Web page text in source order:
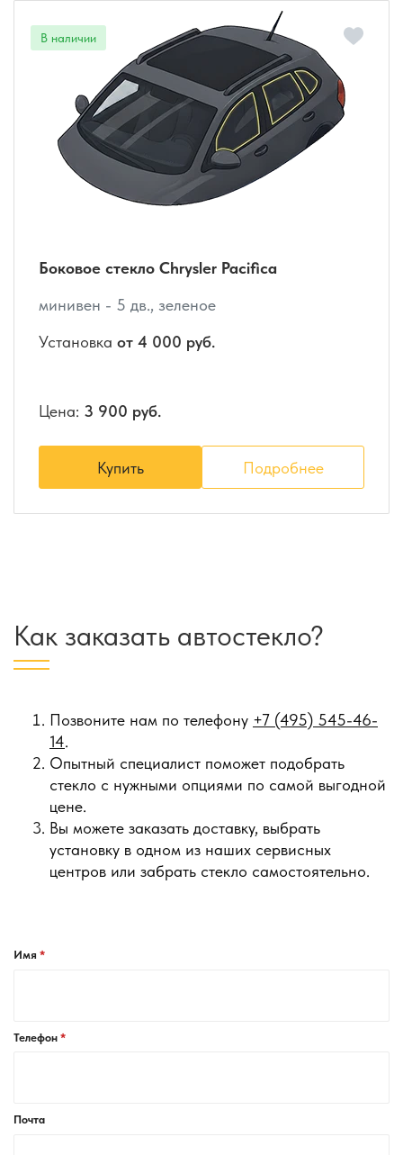
Боковое стекло Chrysler Pacifica
минивен - 5 дв., зеленое
Установка от 4 000 руб.
Цена: 3 900 руб.
Купить Подробнее
Как заказать автостекло?
Позвоните нам по телефону +7 (495) 545-46-
14.
Опытный специалист поможет подобрать
стекло с нужными опциями по самой выгодной
цене.
Вы можете заказать доставку, выбрать
установку в одном из наших сервисных
центров или забрать стекло самостоятельно.
Имя
Телефон
Почта